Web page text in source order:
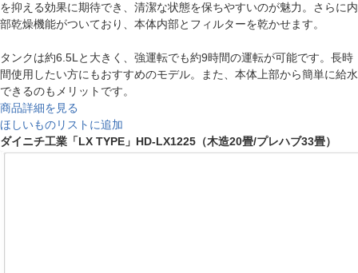
を抑える効果に期待でき、清潔な状態を保ちやすいのが魅力。さらに内
部乾燥機能がついており、本体内部とフィルターを乾かせます。
タンクは約6.5Lと大きく、強運転でも約9時間の運転が可能です。長時
間使用したい方にもおすすめのモデル。また、本体上部から簡単に給水
できるのもメリットです。
商品詳細を見る
ほしいものリストに追加
ダイニチ工業「LX TYPE」HD-LX1225（木造20畳/プレハブ33畳）